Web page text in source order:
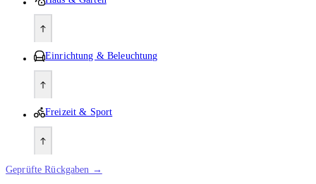
Einrichtung & Beleuchtung
Freizeit & Sport
Geprüfte Rückgaben →